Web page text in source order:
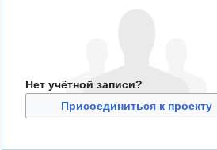
Нет учётной записи?
Присоединиться к проекту